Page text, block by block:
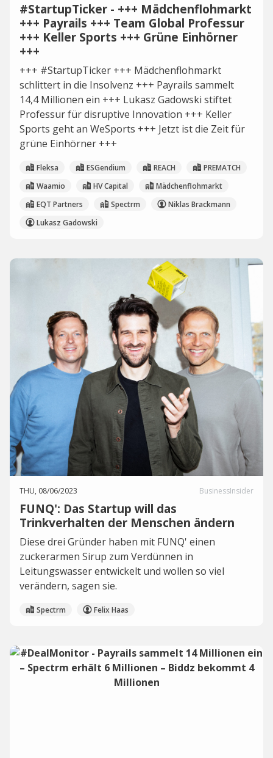
#StartupTicker - +++ Mädchenflohmarkt
+++ Payrails +++ Team Global Professur
+++ Keller Sports +++ Grüne Einhörner
+++
+++ #StartupTicker +++ Mädchenflohmarkt
schlittert in die Insolvenz +++ Payrails sammelt
14,4 Millionen ein +++ Lukasz Gadowski stiftet
Professur für disruptive Innovation +++ Keller
Sports geht an WeSports +++ Jetzt ist die Zeit für
grüne Einhörner +++
Fleksa ESGendium REACH
PREMATCH
Waamio
HV Capital
Mädchenflohmarkt
EQT Partners
Spectrm
Niklas Brackmann
Lukasz Gadowski
THU, 08/06/2023 BusinessInsider
FUNQ': Das Startup will das
Trinkverhalten der Menschen ändern
Diese drei Gründer haben mit FUNQ' einen
zuckerarmen Sirup zum Verdünnen in
Leitungswasser entwickelt und wollen so viel
verändern, sagen sie.
Spectrm Felix Haas